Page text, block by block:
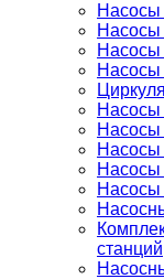
Насосы
Насосы
Насосы
Насосы
Насосы
станций